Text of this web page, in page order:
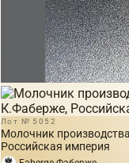
Лот № 5052
Молочник
Российская империя